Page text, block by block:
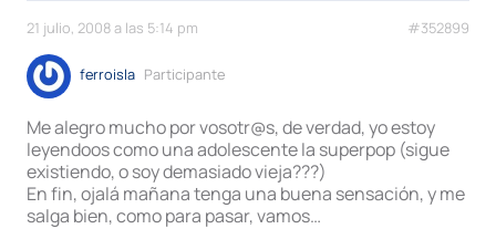
21 julio, 2008 a las 5:14 pm #352899
ferroisla Participante
Me alegro mucho por vosotr@s, de verdad, yo estoy
leyendoos como una adolescente la superpop (sigue
existiendo, o soy demasiado vieja???)
En fin, ojalá mañana tenga una buena sensación, y me
salga bien, como para pasar, vamos…